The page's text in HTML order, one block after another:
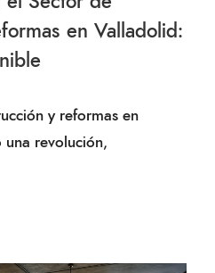
en Valladolid:
y reformas en
una revolución,